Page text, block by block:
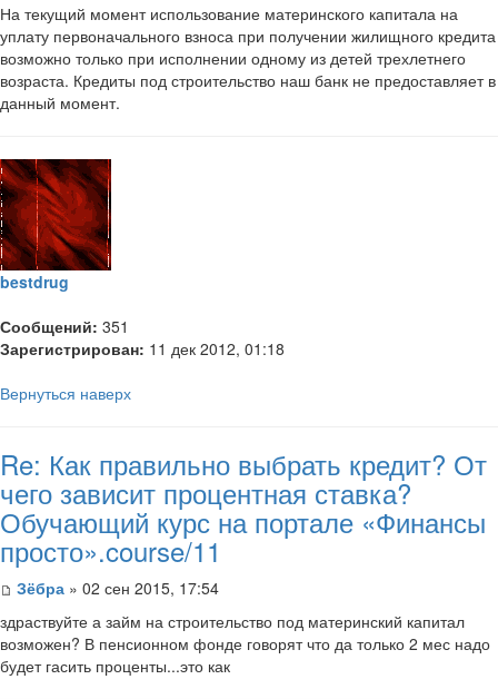
На текущий момент использование материнского капитала на
уплату первоначального взноса при получении жилищного кредита
возможно только при исполнении одному из детей трехлетнего
возраста. Кредиты под строительство наш банк не предоставляет в
данный момент.
bestdrug
Сообщений: 351
Зарегистрирован: 11 дек 2012, 01:18
Вернуться наверх
Re: Как правильно выбрать кредит? От
чего зависит процентная ставка?
Обучающий курс на портале «Финансы
просто».course/11
Зёбра » 02 сен 2015, 17:54
здраствуйте а займ на строительство под материнский капитал
возможен? В пенсионном фонде говорят что да только 2 мес надо
будет гасить проценты...это как